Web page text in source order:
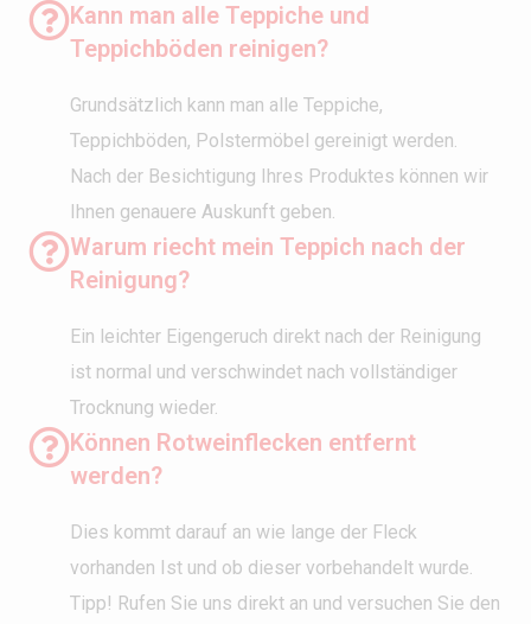
Kann man alle Teppiche und
Teppichböden reinigen?
Grundsätzlich kann man alle Teppiche,
Teppichböden, Polstermöbel gereinigt werden.
Nach der Besichtigung Ihres Produktes können wir
Ihnen genauere Auskunft geben.
Warum riecht mein Teppich nach der
Reinigung?
Ein leichter Eigengeruch direkt nach der Reinigung
ist normal und verschwindet nach vollständiger
Trocknung wieder.
Können Rotweinflecken entfernt
werden?
Dies kommt darauf an wie lange der Fleck
vorhanden Ist und ob dieser vorbehandelt wurde.
Tipp! Rufen Sie uns direkt an und versuchen Sie den